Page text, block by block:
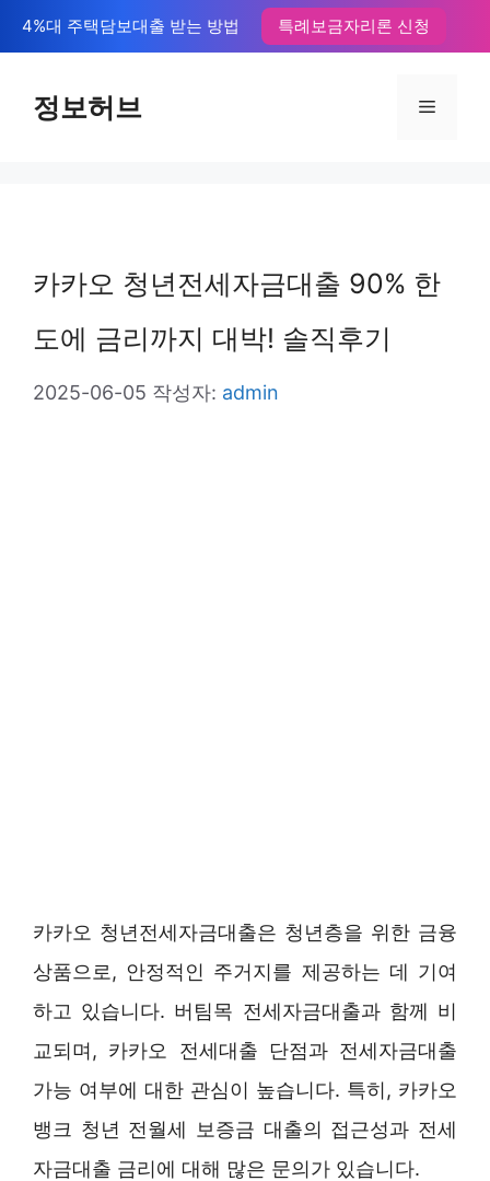
텐
4%대 주택담보대출 받는 방법 특례보금자리론 신청
정보허브 메
카카오 청년전세자금대출 90% 한
도에 금리까지 대박! 솔직후기
2025-06-05 작성자: admin
카카오 청년전세자금대출은 청년층을 위한 금융
상품으로, 안정적인 주거지를 제공하는 데 기여
하고 있습니다. 버팀목 전세자금대출과 함께 비
교되며, 카카오 전세대출 단점과 전세자금대출
가능 여부에 대한 관심이 높습니다. 특히, 카카오
뱅크 청년 전월세 보증금 대출의 접근성과 전세
자금대출 금리에 대해 많은 문의가 있습니다.